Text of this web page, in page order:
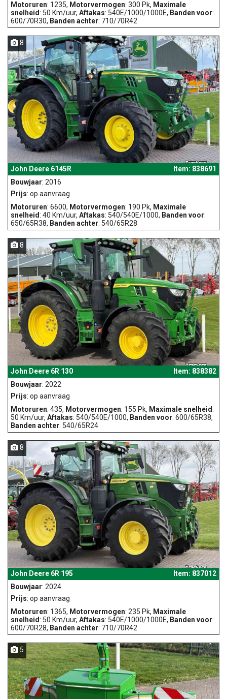
Motoruren: 1235, Motorvermogen: 300 Pk, Maximale
snelheid: 50 Km/uur, Aftakas: 540E/1000/1000E, Banden voor:
600/70R30, Banden achter: 710/70R42
8
John Deere 6145R
Item: 838691
Bouwjaar: 2016
Prijs: op aanvraag
Motoruren: 6600, Motorvermogen: 190 Pk, Maximale
snelheid: 40 Km/uur, Aftakas: 540/540E/1000, Banden voor:
650/65R38, Banden achter: 540/65R28
8
John Deere 6R 130
Item: 838382
Bouwjaar: 2022
Prijs: op aanvraag
Motoruren: 435, Motorvermogen: 155 Pk, Maximale snelheid:
50 Km/uur, Aftakas: 540/540E/1000, Banden voor: 600/65R38,
Banden achter: 540/65R24
8
John Deere 6R 195
Item: 837012
Bouwjaar: 2024
Prijs: op aanvraag
Motoruren: 1365, Motorvermogen: 235 Pk, Maximale
snelheid: 50 Km/uur, Aftakas: 540E/1000/1000E, Banden voor:
600/70R28, Banden achter: 710/70R42
5